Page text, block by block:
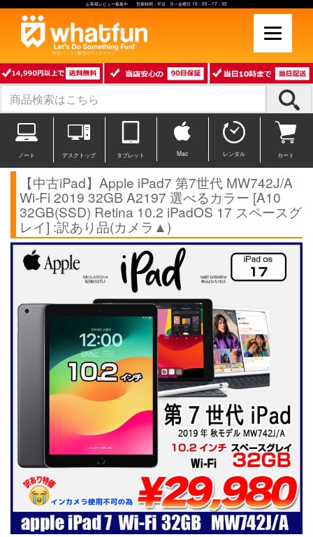
お客様レビュー募集中 営業時間：平日 月～金曜日 10：00～17：30
中古パソコン販売のワットファン
ノート デスクトップ タブレット Mac レンタル カート
【中古iPad】Apple iPad7 第7世代 MW742J/A
Wi-Fi 2019 32GB A2197 選べるカラー [A10
32GB(SSD) Retina 10.2 iPadOS 17 スペースグ
レイ] :訳あり品(カメラ▲)